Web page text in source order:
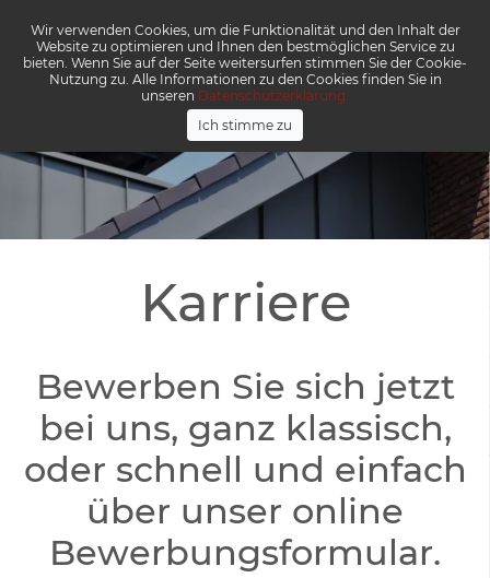
Menü
Karriere
Bewerben Sie sich jetzt
bei uns, ganz klassisch,
oder schnell und einfach
über unser online
Bewerbungsformular.
Wir verwenden Cookies, um die Funktionalität und den Inhalt der
Website zu optimieren und Ihnen den bestmöglichen Service zu
bieten. Wenn Sie auf der Seite weitersurfen stimmen Sie der Cookie-
Nutzung zu. Alle Informationen zu den Cookies finden Sie in
unseren Datenschutzerklärung.
Ich stimme zu